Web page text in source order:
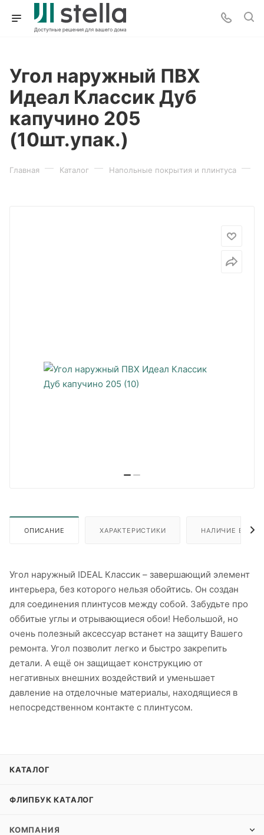
Угол наружный ПВХ
Идеал Классик Дуб
капучино 205
(10шт.упак.)
Главная — Каталог — Напольные покрытия и плинтуса —
ОПИСАНИЕ ХАРАКТЕРИСТИКИ НАЛИЧИЕ В
Угол наружный IDEAL Классик – завершающий элемент
интерьера, без которого нельзя обойтись. Он создан
для соединения плинтусов между собой. Забудьте про
оббитые углы и отрывающиеся обои! Небольшой, но
очень полезный аксессуар встанет на защиту Вашего
ремонта. Угол позволит легко и быстро закрепить
детали. А ещё он защищает конструкцию от
негативных внешних воздействий и уменьшает
давление на отделочные материалы, находящиеся в
непосредственном контакте с плинтусом.
КАТАЛОГ
ФЛИПБУК КАТАЛОГ
КОМПАНИЯ